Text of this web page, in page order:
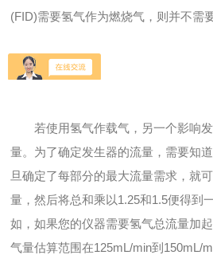
(FID)需要氢气作为燃烧气，则并不需
2.流量
若使用氢气作载气，另一个影响发
量。为了确定发生器的流量，需要知
旦确定了每部分的最大流量需求，就
量，然后将总和乘以1.25和1.5便得到
如，如果您的仪器需要氢气总流量加
气量估算范围在125mL/min到150mL/